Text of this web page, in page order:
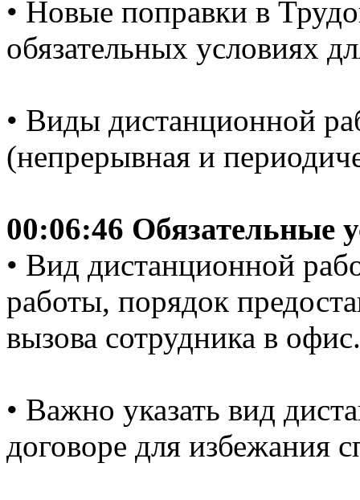
• Новые поправки в
обязательных условиях
• Виды дистанционной
(непрерывная и
00:06:46 Обязательные
• Вид дистанционной
работы, порядок
вызова сотрудника в офис.
• Важно указать вид
договоре для избежания